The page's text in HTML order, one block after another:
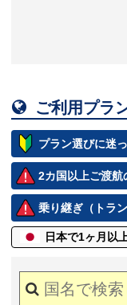
 ご利用プラ
プラン選びに迷
2カ国以上ご渡航
乗り継ぎ（トラ
日本で1ヶ月以